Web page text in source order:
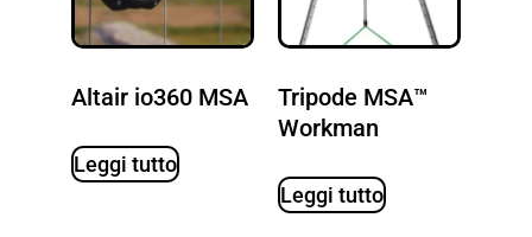
Altair io360 MSA
Leggi tutto
Tripode MSA™
Workman
Leggi tutto